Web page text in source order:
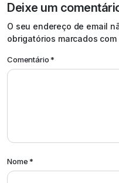
Deixe um
O seu endereço de email
obrigatórios marcados com
Comentário*
Nome*
Alternative: